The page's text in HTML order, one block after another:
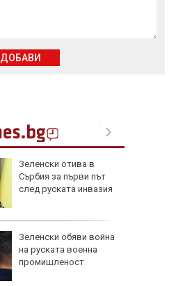
Зеленски отива в
Сърбия за първи път
след руската инвазия
Зеленски обяви война
на руската военна
промишленост
ДОБАВИ